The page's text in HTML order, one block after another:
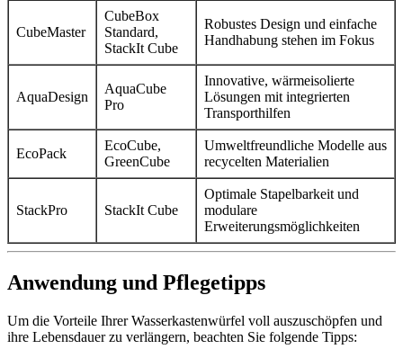
CubeMaster
CubeBox
Standard,
StackIt Cube
Robustes Design und einfache
Handhabung stehen im Fokus
AquaDesign
AquaCube
Pro
Innovative, wärmeisolierte
Lösungen mit integrierten
Transporthilfen
EcoPack
EcoCube,
GreenCube
Umweltfreundliche Modelle aus
recycelten Materialien
StackPro StackIt Cube
Optimale Stapelbarkeit und
modulare
Erweiterungsmöglichkeiten
Anwendung und Pflegetipps
Um die Vorteile Ihrer Wasserkastenwürfel voll auszuschöpfen und
ihre Lebensdauer zu verlängern, beachten Sie folgende Tipps: